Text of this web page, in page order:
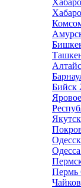
Бийск
Яровое
Якутск
Одесса
Пермь